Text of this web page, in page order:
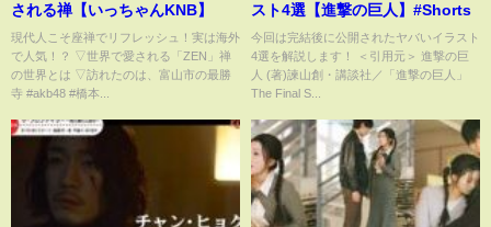
される禅【いっちゃんKNB】
現代人こそ座禅でリフレッシュ！実は海外
で人気！？ ▽世界で愛される「ZEN」禅
の世界とは ▽訪れたのは、富山市の最勝
寺 #akb48 #橋本...
スト4選【進撃の巨人】#Shorts
今回は完結後に公開されたヤバいイラスト
4選を解説します！ ＜引用元＞ 進撃の巨
人 (著)諫山創・講談社／「進撃の巨人」
The Final S...